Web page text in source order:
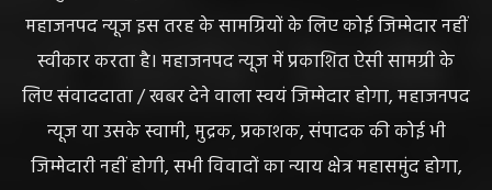
जिम्मेदारी नहीं होगी, सभी विवादों का न्याय क्षेत्र महासमुंद होगा,
महाजनपद न्यूज की विषय सामग्री (कटेंट) से संबंधित किसी भी
सुझाव, शिकायत या राय भेजने के लिए हमसे संपर्क करें।
संपादक हेमंत वैष्णव